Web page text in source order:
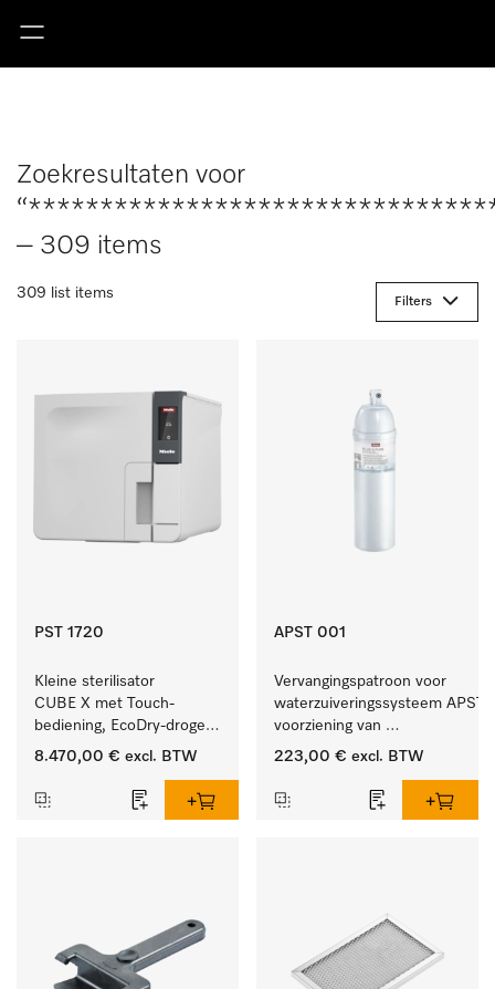
Zoekresultaten voor
– 309 items
309 list items
Filters
PST 1720
Kleine sterilisator
CUBE X met Touch-
bediening, EcoDry-drogen
en instrumentcapaciteit
8.470,00 € excl. BTW
APST 001
Vervangingspatroon voor
waterzuiveringssysteem APST
voorziening van
gedemineraliseerd water.
223,00 € excl. BTW